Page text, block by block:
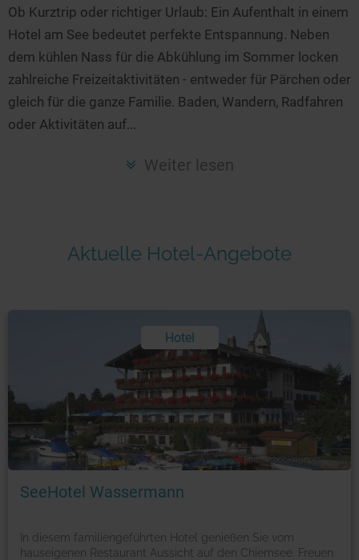
Niederlande
Schweden
Norwegen
alle Länder…
Ob Kurztrip oder richtiger Urlaub: Ein Aufenthalt in einem
Hotel am See bedeutet perfekte Entspannung. Neben
dem kühlen Nass für die Abkühlung im Sommer locken
zahlreiche Freizeitaktivitäten - entweder für Pärchen oder
gleich für die ganze Familie. Baden, Wandern, Radfahren
oder Aktivitäten auf...
Weiter lesen
Aktuelle Hotel-Angebote
Hotel
Foto: © booking.com
SeeHotel Wassermann
In diesem familiengeführten Hotel genießen Sie vom
hauseigenen Restaurant Aussicht auf den Chiemsee. Freuen